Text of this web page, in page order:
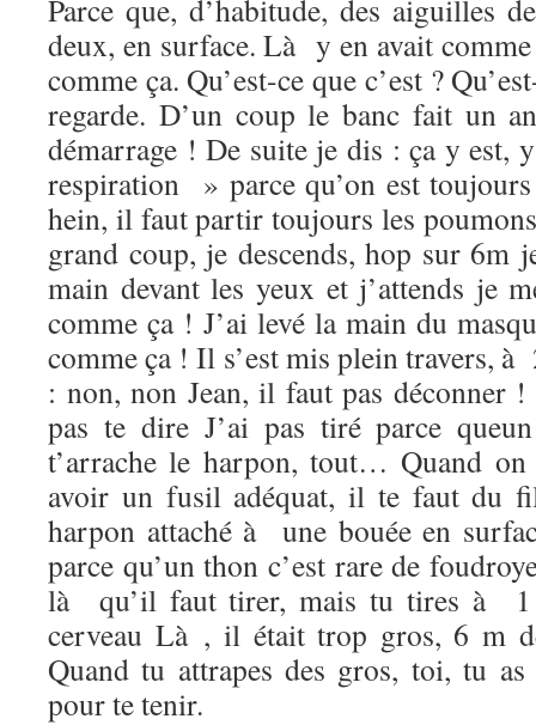
Parce que, d’habitude, des aiguilles
deux, en surface. Là y en avait
comme ça. Qu’est-ce que c’est ?
regarde. D’un coup le banc fait un
démarrage ! De suite je dis : ça y est,
respiration » parce qu’on est
hein, il faut partir toujours les
grand coup, je descends, hop sur 6m
main devant les yeux et j’attends je
comme ça ! J’ai levé la main du
comme ça ! Il s’est mis plein travers,
: non, non Jean, il faut pas déconner
pas te dire J’ai pas tiré parce
t’arrache le harpon, tout… Quand
avoir un fusil adéquat, il te faut du
harpon attaché à une bouée en
parce qu’un thon c’est rare de
là qu’il faut tirer, mais tu tires à 1
cerveau Là , il était trop gros, 6 m
Quand tu attrapes des gros, toi, tu
pour te tenir.